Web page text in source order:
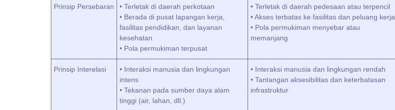
Prinsip Persebaran
• Terletak di daerah perkotaan
• Berada di pusat lapangan kerja,
fasilitas pendidikan, dan layanan
kesehatan
• Pola permukiman terpusat
• Terletak di daerah pedesaan atau terpencil
• Akses terbatas ke fasilitas dan peluang kerja
• Pola permukiman menyebar atau
memanjang
Prinsip Interelasi
• Interaksi manusia dan lingkungan
intens
• Tekanan pada sumber daya alam
tinggi (air, lahan, dll.)
• Interaksi manusia dan lingkungan rendah
• Tantangan aksesibilitas dan keterbatasan
infrastruktur